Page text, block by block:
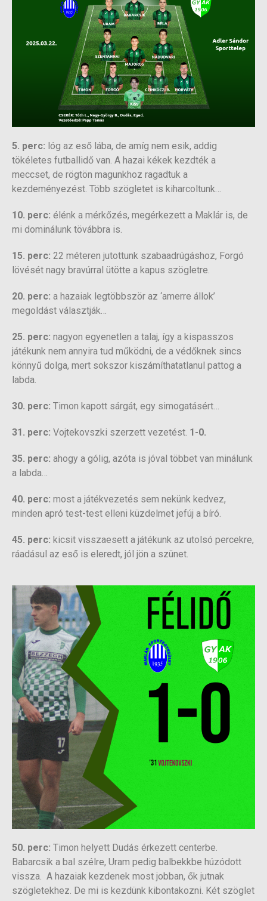
5. perc: lóg az eső lába, de amíg nem esik, addig
tökéletes futballidő van. A hazai kékek kezdték a
meccset, de rögtön magunkhoz ragadtuk a
kezdeményezést. Több szögletet is kiharcoltunk…
10. perc: élénk a mérkőzés, megérkezett a Maklár is, de
mi dominálunk tövábbra is.
15. perc: 22 méteren jutottunk szabaadrúgáshoz, Forgó
lövését nagy bravúrral ütötte a kapus szögletre.
20. perc: a hazaiak legtöbbször az ‘amerre állok’
megoldást választják…
25. perc: nagyon egyenetlen a talaj, így a kispasszos
játékunk nem annyira tud működni, de a védőknek sincs
könnyű dolga, mert sokszor kiszámíthatatlanul pattog a
labda.
30. perc: Timon kapott sárgát, egy simogatásért…
31. perc: Vojtekovszki szerzett vezetést. 1-0.
35. perc: ahogy a gólig, azóta is jóval többet van minálunk
a labda…
40. perc: most a játékvezetés sem nekünk kedvez,
minden apró test-test elleni küzdelmet jefúj a bíró.
45. perc: kicsit visszaesett a játékunk az utolsó percekre,
ráadásul az eső is eleredt, jól jön a szünet.
50. perc: Timon helyett Dudás érkezett centerbe.
Babarcsik a bal szélre, Uram pedig balbekkbe húzódott
vissza. A hazaiak kezdenek most jobban, ők jutnak
szögletekhez. De mi is kezdünk kibontakozni. Két szöglet